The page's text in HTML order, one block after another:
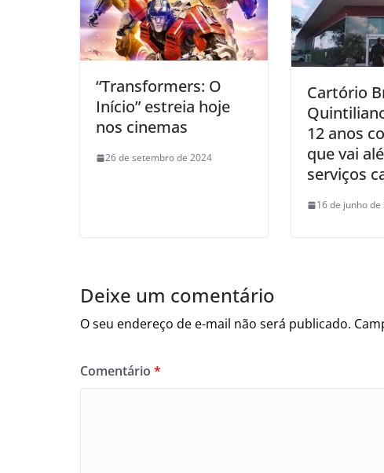
“Transformers: O
Início” estreia hoje
nos cinemas
26 de setembro de 2024
Cartório
12 anos
que vai
serviços
16 de junho de
Deixe um comentário
O seu endereço de e-mail não será publicado.
Comentário *